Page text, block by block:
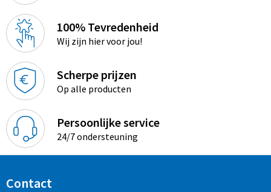
100% Tevredenheid
Wij zijn hier voor jou!
Scherpe prijzen
Op alle producten
Persoonlijke service
24/7 ondersteuning
Contact